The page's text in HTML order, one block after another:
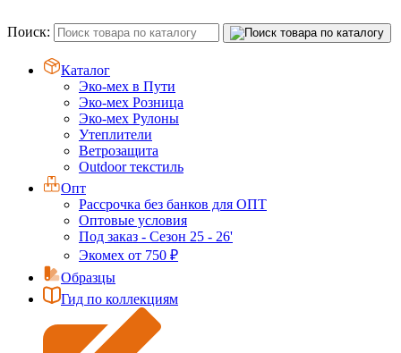
Поиск:
Каталог
Эко-мех в Пути
Эко-мех Розница
Эко-мех Рулоны
Утеплители
Ветрозащита
Outdoor текстиль
Опт
Рассрочка без банков для ОПТ
Оптовые условия
Под заказ - Сезон 25 - 26'
Экомех от 750 ₽
Образцы
Гид по коллекциям